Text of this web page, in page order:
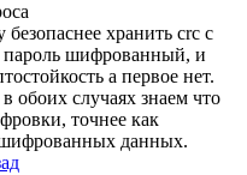
хранить crc c
шифрованный, и
а первое нет.
обоих случаях знаем что
точнее как
данных.